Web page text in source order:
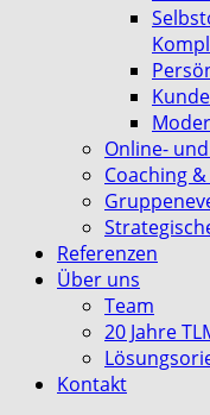
Online-
Coaching
Referenzen
Über uns
Team
20 Jahre
Kontakt